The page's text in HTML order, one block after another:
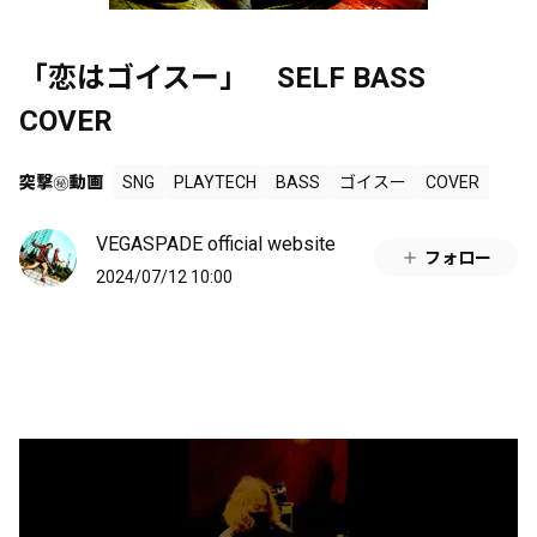
「恋はゴイスー」 SELF BASS
COVER
突撃㊙︎動画 SNG PLAYTECH BASS ゴイスー COVER
VEGASPADE official website
2024/07/12 10:00
フォロー